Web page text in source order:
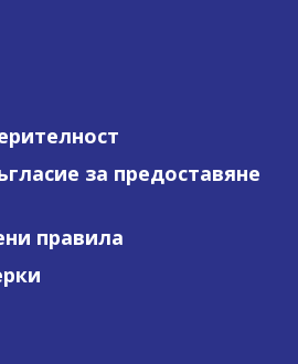
за предоставяне
правила